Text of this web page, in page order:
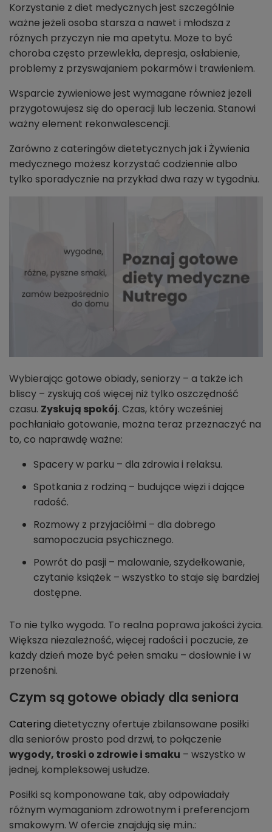
Korzystanie z diet medycznych jest szczególnie
ważne jeżeli osoba starsza a nawet i młodsza z
różnych przyczyn nie ma apetytu. Może to być
choroba często przewlekła, depresja, osłabienie,
problemy z przyswajaniem pokarmów i trawieniem.
Wsparcie żywieniowe jest wymagane również jeżeli
przygotowujesz się do operacji lub leczenia. Stanowi
ważny element rekonwalescencji.
Zarówno z cateringów dietetycznych jak i Żywienia
medycznego możesz korzystać codziennie albo
tylko sporadycznie na przykład dwa razy w tygodniu.
Wybierając gotowe obiady, seniorzy – a także ich
bliscy – zyskują coś więcej niż tylko oszczędność
czasu. Zyskują spokój. Czas, który wcześniej
pochłaniało gotowanie, można teraz przeznaczyć na
to, co naprawdę ważne:
Spacery w parku – dla zdrowia i relaksu.
Spotkania z rodziną – budujące więzi i dające
radość.
Rozmowy z przyjaciółmi – dla dobrego
samopoczucia psychicznego.
Powrót do pasji – malowanie, szydełkowanie,
czytanie książek – wszystko to staje się bardziej
dostępne.
To nie tylko wygoda. To realna poprawa jakości życia.
Większa niezależność, więcej radości i poczucie, że
każdy dzień może być pełen smaku – dosłownie i w
przenośni.
Czym są gotowe obiady dla seniora
Catering dietetyczny ofertuje zbilansowane posiłki
dla seniorów prosto pod drzwi, to połączenie
wygody, troski o zdrowie i smaku – wszystko w
jednej, kompleksowej usłudze.
Posiłki są komponowane tak, aby odpowiadały
różnym wymaganiom zdrowotnym i preferencjom
smakowym. W ofercie znajdują się m.in.: